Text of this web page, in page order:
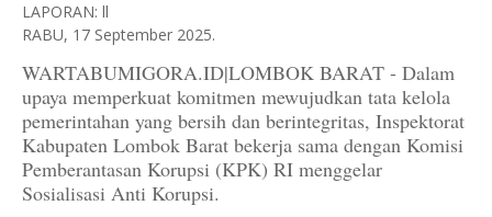
LAPORAN: ll
RABU, 17 September 2025.
WARTABUMIGORA.ID|LOMBOK BARAT - Dalam
upaya memperkuat komitmen mewujudkan tata kelola
pemerintahan yang bersih dan berintegritas, Inspektorat
Kabupaten Lombok Barat bekerja sama dengan Komisi
Pemberantasan Korupsi (KPK) RI menggelar
Sosialisasi Anti Korupsi.